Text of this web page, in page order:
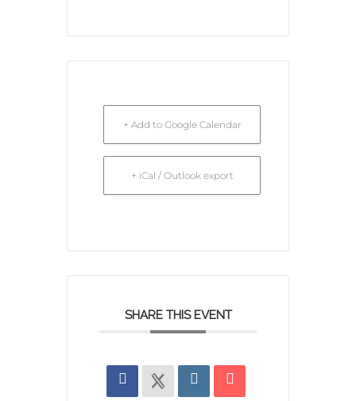
+ Add to Google Calendar
+ iCal / Outlook export
SHARE THIS EVENT